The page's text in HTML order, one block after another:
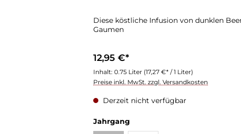
Diese köstliche Infusion von dunklen
Gaumen
12,95 €*
Inhalt: 0.75 Liter (17,27 €* / 1 Liter)
Preise inkl. MwSt. zzgl. Versandkosten
Derzeit nicht verfügbar
Jahrgang